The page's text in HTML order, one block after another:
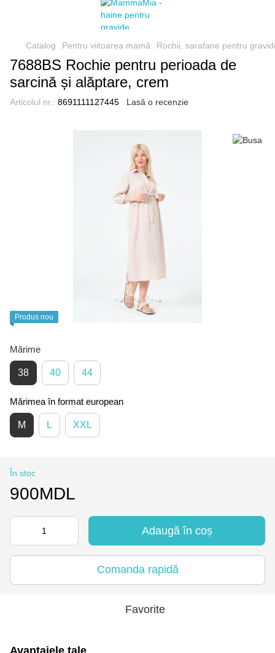
Catalog Pentru viitoarea mamă Rochii, sarafane pentru
7688BS Rochie pentru perioada de
sarcină și alăptare, crem
Articolul nr.: 8691111127445 Lasă o recenzie
Produs nou
Mărime
38 40 44
Mărimea în format european
M L XXL
În stoc
900MDL
Adaugă în coș
Comanda rapidă
Favorite
Avantajele tale